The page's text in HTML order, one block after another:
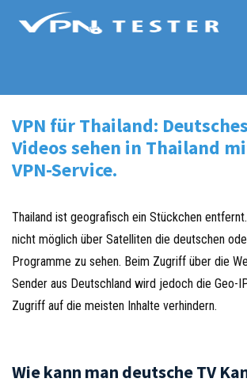
VPN für Thailand:
Videos sehen in Thailand
VPN-Service.
Thailand ist geografisch ein Stückchen
nicht möglich über Satelliten die deutschen
Programme zu sehen. Beim Zugriff über die
Sender aus Deutschland wird jedoch die Geo-
Zugriff auf die meisten Inhalte verhindern.
Wie kann man deutsche TV